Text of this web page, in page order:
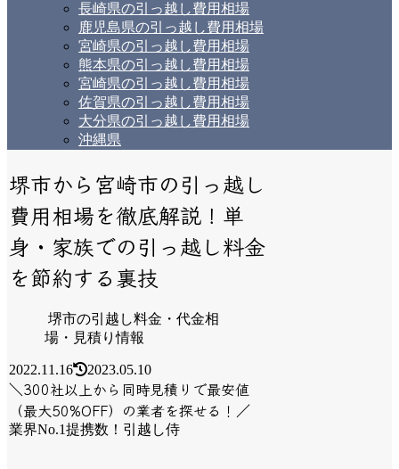
長崎県の引っ越し費用相場
鹿児島県の引っ越し費用相場
宮崎県の引っ越し費用相場
熊本県の引っ越し費用相場
宮崎県の引っ越し費用相場
佐賀県の引っ越し費用相場
大分県の引っ越し費用相場
沖縄県
堺市から宮崎市の引っ越し
費用相場を徹底解説！単
身・家族での引っ越し料金
を節約する裏技
堺市の引越し料金・代金相
場・見積り情報
2022.11.16 2023.05.10
＼300社以上から同時見積りで最安値
（最大50%OFF）の業者を探せる！／
業界No.1提携数！引越し侍